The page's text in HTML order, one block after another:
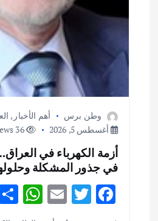
وطن برس أهم الأخبار ,
أغسطس 5, 2026
36 views
أزمة الكهرباء في
في جذور المشكلة
F
T
w
E
m
W
h